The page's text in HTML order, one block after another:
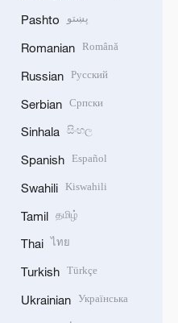
Pashto پښتو
Romanian Română
Russian Русский
Serbian Српски
Sinhala සිංහල
Spanish Español
Swahili Kiswahili
Tamil தமிழ்
Thai ไทย
Turkish Türkçe
Ukrainian Українська